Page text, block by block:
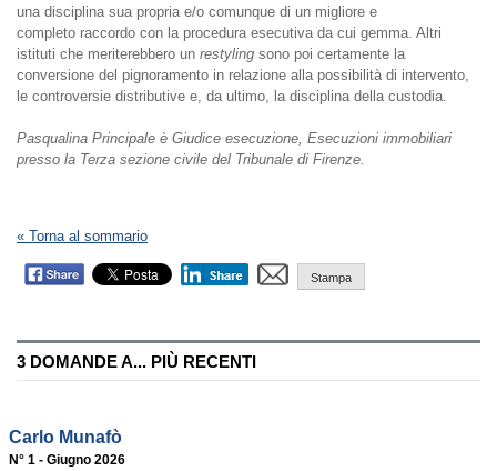
una disciplina sua propria e/o comunque di un migliore e
completo raccordo con la procedura esecutiva da cui gemma. Altri
istituti che meriterebbero un restyling sono poi certamente la
conversione del pignoramento in relazione alla possibilità di intervento,
le controversie distributive e, da ultimo, la disciplina della custodia.
Pasqualina Principale è Giudice esecuzione, Esecuzioni immobiliari
presso la Terza sezione civile del Tribunale di Firenze.
« Torna al sommario
Stampa
3 DOMANDE A... PIÙ RECENTI
Carlo Munafò
N° 1 - Giugno 2026